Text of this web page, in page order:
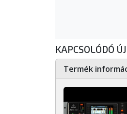
KAPCSOLÓDÓ
Termék